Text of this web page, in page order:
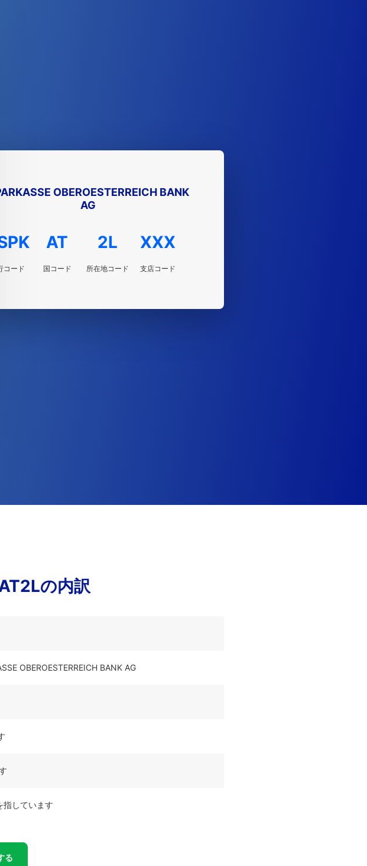
OBEROESTERREICH BANK
AG
コード
AT
国コード
2L
所在地コード
XXX
支店コード
の内訳
OBEROESTERREICH BANK AG
指しています
る